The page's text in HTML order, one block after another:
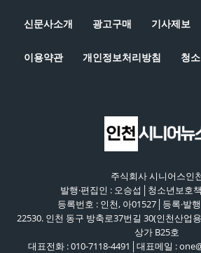
신문사소개 광고구매 기사제보
이용약관 개인정보처리방침 청
주식회사 시니어스인
발행·편집인 : 오승섭│청소년보호
등록번호 : 인천, 아01527│등록·발
22530. 인천 동구 방축로37번길 30(인천산업
상가 B25호
대표전화 : 010-7118-4491│대표메일 :